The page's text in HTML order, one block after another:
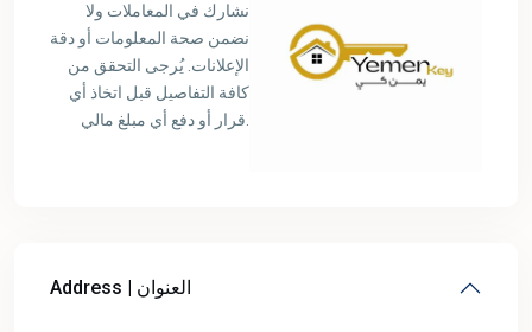
نشارك في المعاملات ولا
نضمن صحة المعلومات أو دقة
الإعلانات. يُرجى التحقق من
كافة التفاصيل قبل اتخاذ أي
قرار أو دفع أي مبلغ مالي.
Address | العنوان